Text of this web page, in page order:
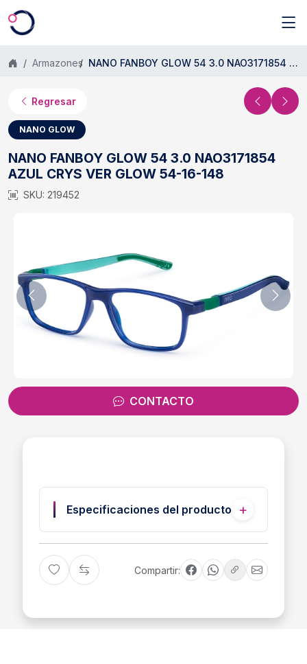
Saltar al contenido principal
Armazones NANO FANBOY GLOW 54 3.0 NAO3171854 AZUL CRYS VER GLOW 54-16-148
Regresar
NANO GLOW
NANO FANBOY GLOW 54 3.0 NAO3171854
AZUL CRYS VER GLOW 54-16-148
SKU: 219452
CONTACTO
Especificaciones del producto
Compartir: